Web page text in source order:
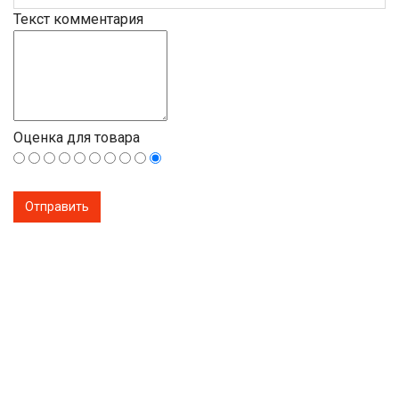
Текст комментария
Оценка для товара